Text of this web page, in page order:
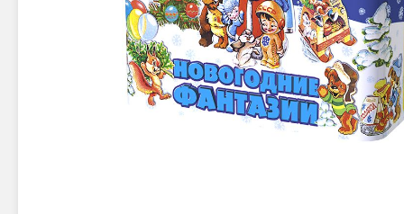
Батареи салютов
Маленькие фейерверки
Средние фейерверки
Большие фейерверки
Жуки
Цветной